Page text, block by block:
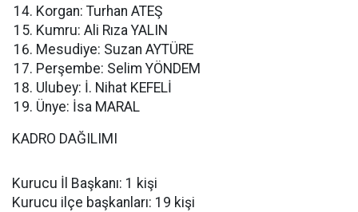
Korgan: Turhan ATEŞ
Kumru: Ali Rıza YALIN
Mesudiye: Suzan AYTÜRE
Perşembe: Selim YÖNDEM
Ulubey: İ. Nihat KEFELİ
Ünye: İsa MARAL
KADRO DAĞILIMI
Kurucu İl Başkanı: 1 kişi
Kurucu ilçe başkanları: 19 kişi